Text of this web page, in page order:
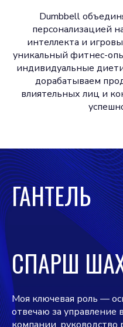
Dumbbell
персонализацией
интеллекта и
уникальный фитнес-
индивидуальные
дорабатываем
влиятельных лиц и
ГАНТЕЛЬ
СПАРШ
Моя ключевая роль —
отвечаю за управление